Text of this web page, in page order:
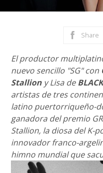
Share
El productor
nuevo sencillo "SG" con
Stallion y Lisa de
artistas de tres
latino puertorriqueño-
ganadora del premio
Stallion, la diosa del K-
innovador franco-
himno mundial que